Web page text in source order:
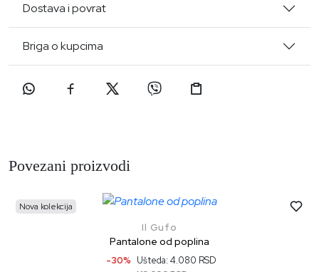
Dostava i povrat
Briga o kupcima
Povezani proizvodi
Nova kolekcija
Il Gufo
Pantalone od poplina
-30% Ušteda: 4.080 RSD